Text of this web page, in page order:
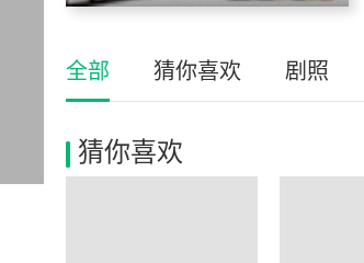
全部 猜你喜欢 剧照
猜你喜欢